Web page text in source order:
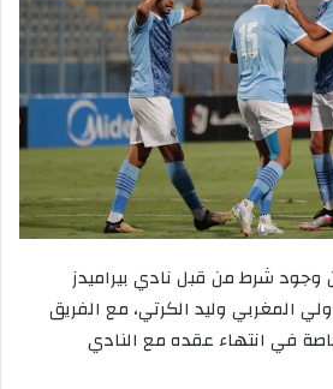
شرط من قبل نادي بيراميدز
المغربي وليد الكرتي، مع الفريق
في انتهاء عقده مع النادي